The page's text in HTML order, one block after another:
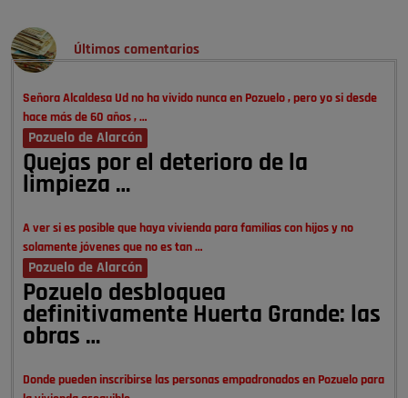
Últimos comentarios
Señora Alcaldesa Ud no ha vivido nunca en Pozuelo , pero yo si desde
hace más de 60 años , …
Pozuelo de Alarcón
Quejas por el deterioro de la
limpieza …
A ver si es posible que haya vivienda para familias con hijos y no
solamente jóvenes que no es tan …
Pozuelo de Alarcón
Pozuelo desbloquea
definitivamente Huerta Grande: las
obras …
Donde pueden inscribirse las personas empadronados en Pozuelo para